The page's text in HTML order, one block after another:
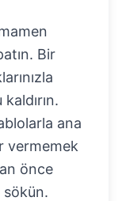
Bir
ana
vermemek
önce
sökün.